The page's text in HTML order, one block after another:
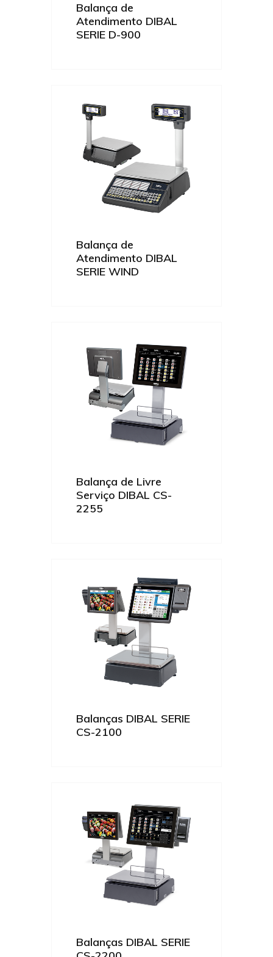
Balança de
Atendimento DIBAL
SERIE D-900
Balança de
Atendimento DIBAL
SERIE WIND
Balança de Livre
Serviço DIBAL CS-
2255
Balanças DIBAL SERIE
CS-2100
Balanças DIBAL SERIE